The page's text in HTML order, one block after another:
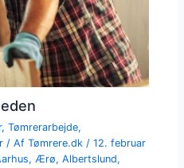
,Tømrerarbejde,
/ AfTømrere.dk/12. februar
,Ærø,Albertslund,